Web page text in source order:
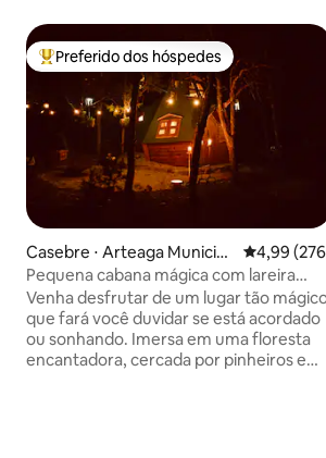
Entre os melhores preferidos dos
Preferido dos hóspedes
Casebre ⋅ Arteaga Municipa
lity
4,99 de
4,99
Pequena cabana mágica com lareira
interna
Venha desfrutar de um lugar tão
que fará você duvidar se está acordado
ou sonhando. Imersa em uma floresta
encantadora, cercada por pinheiros e